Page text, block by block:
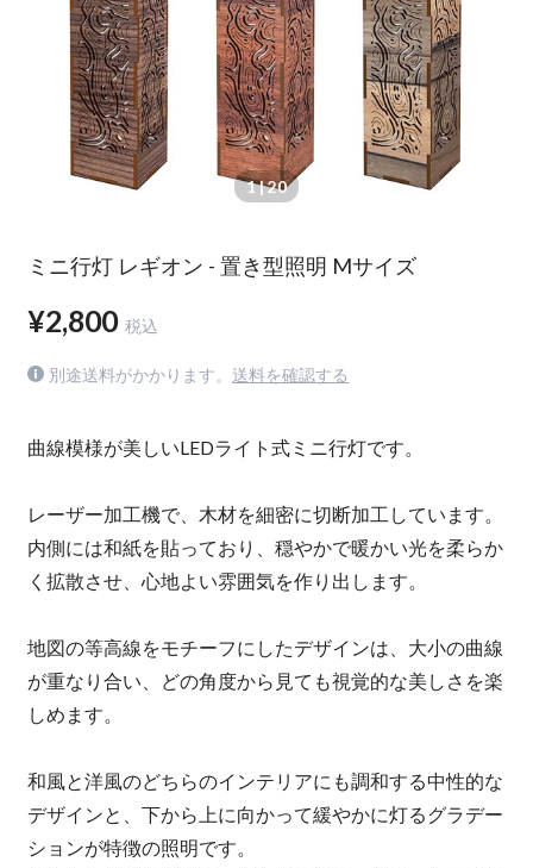
1| 20
ミニ行灯 レギオン - 置き型照明 Mサイズ
¥2,800 税込
別途送料がかかります。 送料を確認する
曲線模様が美しいLEDライト式ミニ行灯です。
レーザー加工機で、木材を細密に切断加工しています。
内側には和紙を貼っており、穏やかで暖かい光を柔らか
く拡散させ、心地よい雰囲気を作り出します。
地図の等高線をモチーフにしたデザインは、大小の曲線
が重なり合い、どの角度から見ても視覚的な美しさを楽
しめます。
和風と洋風のどちらのインテリアにも調和する中性的な
デザインと、下から上に向かって緩やかに灯るグラデー
ションが特徴の照明です。